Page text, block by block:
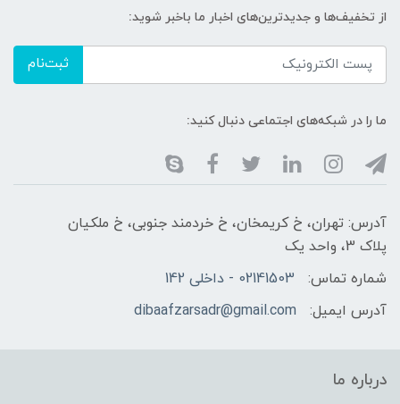
از تخفیف‌ها و جدیدترین‌های اخبار ما باخبر شوید:
ثبت‌نام
ما را در شبکه‌های اجتماعی دنبال کنید:
آدرس: تهران، خ کریمخان، خ خردمند جنوبی، خ ملکیان
پلاک 3، واحد یک
شماره تماس:
02141503 - داخلی 142
آدرس ایمیل:
dibaafzarsadr@gmail.com
درباره ما